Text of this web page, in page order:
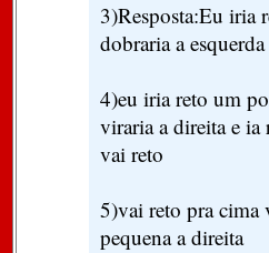
3)Resposta:Eu iria
dobraria a
4)eu iria reto um
viraria a direita e ia
vai reto
5)vai reto pra cima
pequena a direita